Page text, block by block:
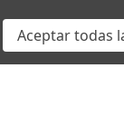
Aceptar todas